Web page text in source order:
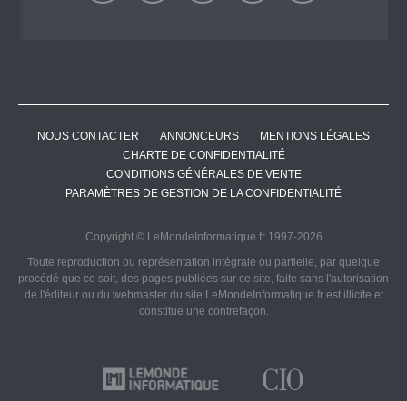
NOUS CONTACTER ANNONCEURS
MENTIONS LÉGALES
CHARTE DE CONFIDENTIALITÉ
CONDITIONS GÉNÉRALES DE VENTE
PARAMÈTRES DE GESTION DE LA CONFIDENTIALITÉ
Copyright © LeMondeInformatique.fr 1997-2026
Toute reproduction ou représentation intégrale ou partielle, par quelque
procédé que ce soit, des pages publiées sur ce site, faite sans l'autorisation
de l'éditeur ou du webmaster du site LeMondeInformatique.fr est illicite et
constitue une contrefaçon.